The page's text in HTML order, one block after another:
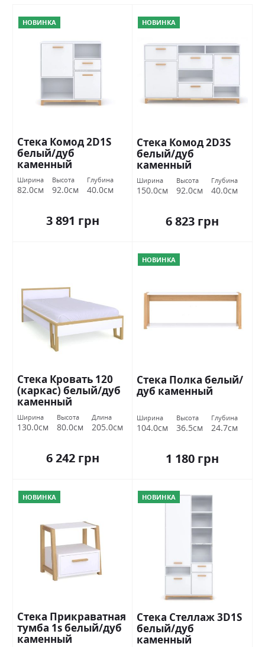
НОВИНКА
Стека Комод 2D1S
белый/дуб
каменный
Ширина
82.0см
Высота
92.0см
Глубина
40.0см
3 891 грн
НОВИНКА
Стека Комод 2D3S
белый/дуб
каменный
Ширина
150.0см
Высота
92.0см
Глубина
40.0см
6 823 грн
Стека Кровать 120
(каркас) белый/дуб
каменный
Ширина
130.0см
Высота
80.0см
Длина
205.0см
6 242 грн
НОВИНКА
Стека Полка белый/
дуб каменный
Ширина
104.0см
Высота
36.5см
Глубина
24.7см
1 180 грн
НОВИНКА
Стека Прикраватная
тумба 1s белый/дуб
каменный
НОВИНКА
Стека Стеллаж 3D1S
белый/дуб
каменный